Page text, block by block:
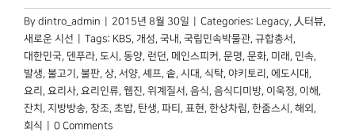
By dintro_admin 2015년 8월 30일 Categories: Legacy, 人터뷰,
새로운 시선
Tags: KBS, 개성, 국내 , 국립민속박물관, 규합총서 ,
대한민국, 덴푸라, 도시 , 동양, 런던, 메인스피커 , 문명, 문화, 미래 , 민속,
발생, 불고기 , 불판, 상, 서양, 셰프, 솥, 시대 , 식탁, 야키토리 , 에도시대 ,
요리 , 요리사, 요리인류, 웹진, 위계질서 , 음식, 음식디미방, 이욱정, 이해 ,
잔치 , 지방방송, 창조, 초밥, 탄생, 파티 , 표현, 한상차림, 한줌스시 , 해외 ,
회식
0 Comments